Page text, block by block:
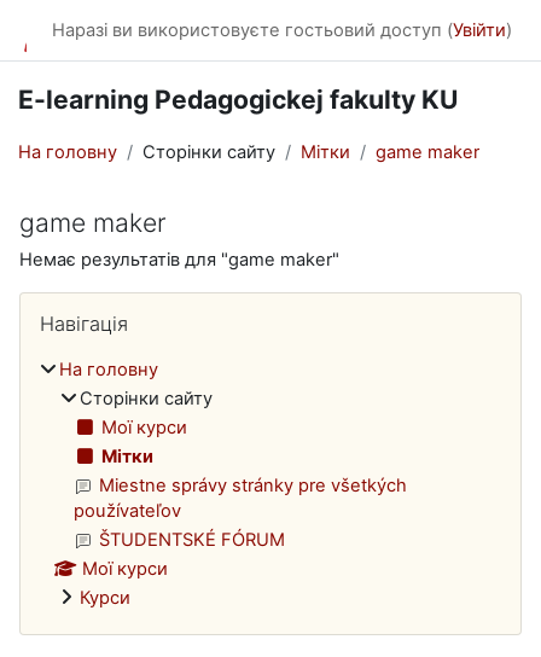
Наразі ви використовуєте гостьовий доступ (Увійти)
E-learning Pedagogickej fakulty KU
На головну Сторінки сайту Мітки game maker
game maker
Немає результатів для "game maker"
Блоки
Навігація
На головну
Сторінки сайту
Мої курси
Мітки
Miestne správy stránky pre všetkých
používateľov
ŠTUDENTSKÉ FÓRUM
Мої курси
Курси